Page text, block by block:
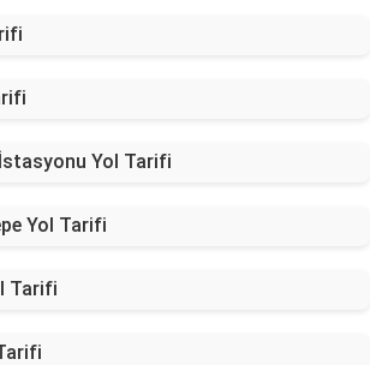
Yol Tarifi
Yol Tarifi
Tarifi